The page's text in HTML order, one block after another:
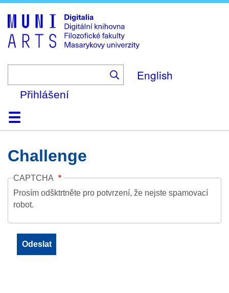
to
main
content
English
Přihlášení
DomůKolekce
Prohlížení
Vyhledávání
O platformě
Nápověda
KontaktDigitalia
Challenge
CAPTCHA
Prosím odšktrtněte pro potvrzení, že nejste spamovací
robot.